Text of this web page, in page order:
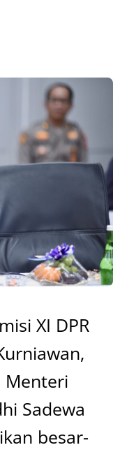
XI DPR
Menteri
Sadewa
besar-